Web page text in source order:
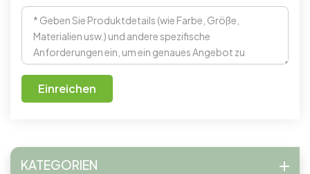
Einreichen
KATEGORIEN